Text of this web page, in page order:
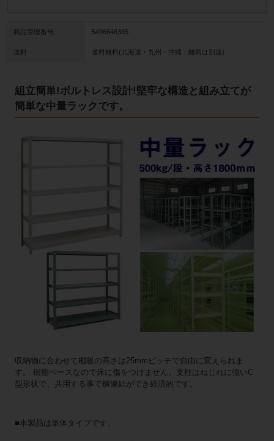
商品管理番号 5496646385
送料 送料無料(北海道・九州・沖縄・離島は別途)
組立簡単!ボルトレス設計!堅牢な構造と組み立てが
簡単な中量ラックです。
収納物に合わせて棚板の高さは25mmピッチで自由に変えられま
す。 樹脂ベースなので床に傷をつけません。支柱はねじれに強いC
型形状で、共用する事で横連結ができ経済的です。
■本製品は単体タイプです。